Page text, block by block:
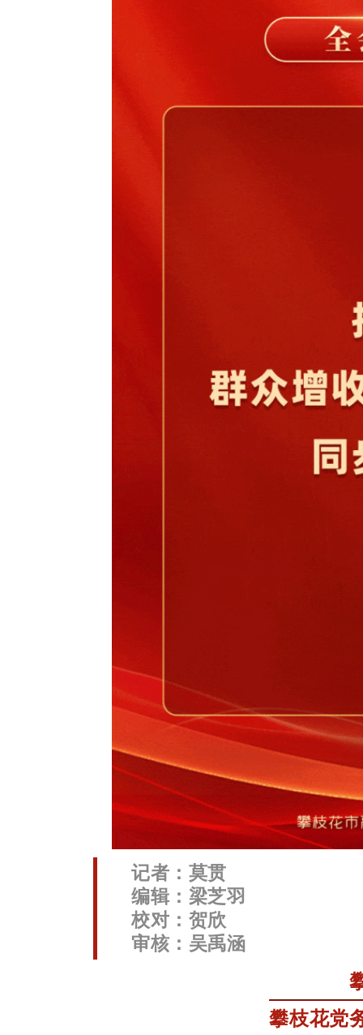
记者：莫贯
编辑：梁芝羽
校对：贺欣
审核：吴禹涵
攀枝花党